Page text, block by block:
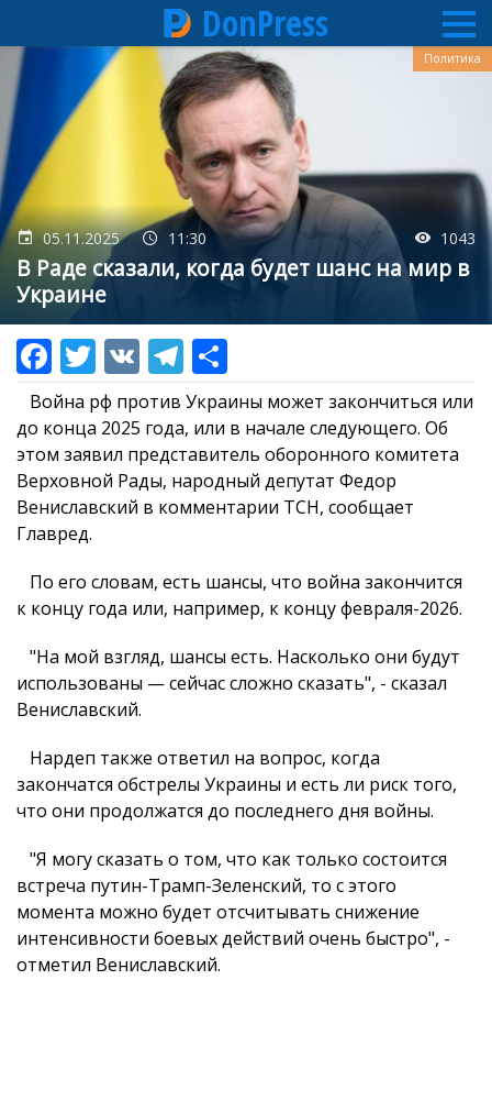
Перейти
основному
содержанию
DonPress
05.11.2025 11:30 1043
В Раде сказали, когда будет шанс на мир в
Украине
Политика
Война рф против Украины может закончиться или
до конца 2025 года, или в начале следующего. Об
этом заявил представитель оборонного комитета
Верховной Рады, народный депутат Федор
Вениславский в комментарии ТСН, сообщает
Главред.
По его словам, есть шансы, что война закончится
к концу года или, например, к концу февраля-2026.
"На мой взгляд, шансы есть. Насколько они будут
использованы — сейчас сложно сказать", - сказал
Вениславский.
Нардеп также ответил на вопрос, когда
закончатся обстрелы Украины и есть ли риск того,
что они продолжатся до последнего дня войны.
"Я могу сказать о том, что как только состоится
встреча путин-Трамп-Зеленский, то с этого
момента можно будет отсчитывать снижение
интенсивности боевых действий очень быстро", -
отметил Вениславский.